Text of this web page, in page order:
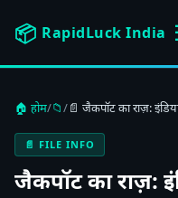
📦 RapidLuck India
🏠 होम/📁/📄 जैकपॉट का राज़:
📄 FILE INFO
जैकपॉट का राज़: